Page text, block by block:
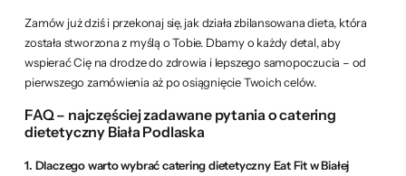
Zamów już dziś i przekonaj się, jak działa zbilansowana dieta, która
została stworzona z myślą o Tobie. Dbamy o każdy detal, aby
wspierać Cię na drodze do zdrowia i lepszego samopoczucia – od
pierwszego zamówienia aż po osiągnięcie Twoich celów.
FAQ – najczęściej zadawane pytania o catering
dietetyczny Biała Podlaska
1. Dlaczego warto wybrać catering dietetyczny Eat Fit w Białej